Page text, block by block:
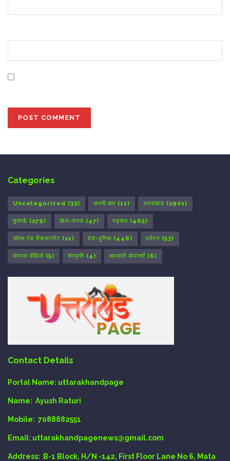
Categories
Uncategorized (33) अपनी बात (11) उत्तराखंड (2901)
कुमाऊँ (279) खेल-जगत (47) गढ़वाल (465)
जॉब्स एंड रिक्रूटमेंट (21) देश-दुनिया (446) पर्यटन (53)
वायरल वीडियो (5) संस्कृति (4) सरकारी योजनाएँ (6)
Contact Details
Portal Name: uttarakhandpage
Name: Ayush Raturi
Mobile: 7088882551
Email: uttarakhandpagenews@gmail.com
Address: B-1 Block, H/N -142, First Floor Lane No 6, Mata